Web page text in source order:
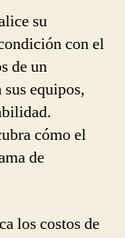
su
con el
de un
equipos,
cómo el
de
los costos de